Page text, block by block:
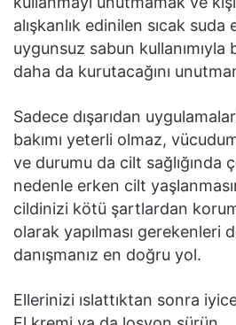
alışkanlık edinilen sıcak suda
uygunsuz sabun
daha da kurutacağını
Sadece dışarıdan
bakımı yeterli olmaz,
ve durumu da cilt sağlığında
nedenle erken cilt
cildinizi kötü şartlardan
olarak yapılması gerekenleri
danışmanız en doğru yol.
Ellerinizi ıslattıktan sonra